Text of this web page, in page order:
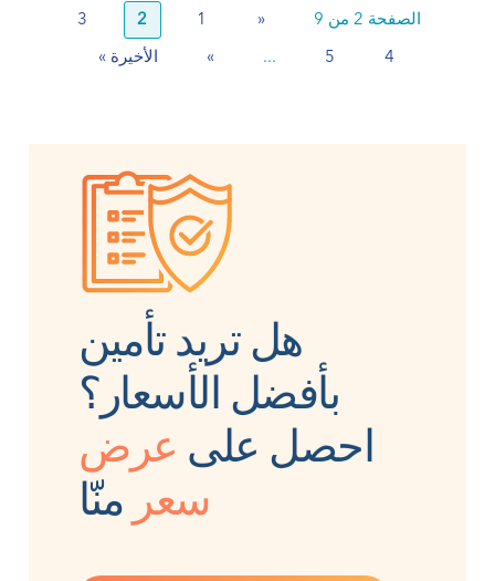
الصفحة 2 من 9 «
1
2
3
4
5
...
» الأخيرة »
هل تريد تأمين
بأفضل الأسعار؟
احصل على عرض
سعر منّا